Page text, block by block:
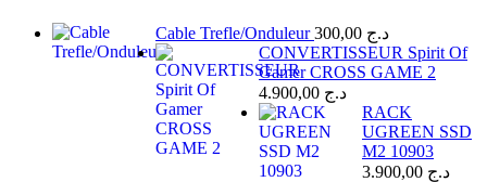
Cable Trefle/Onduleur د.ج
CONVERTISSEUR Spirit Of
Gamer CROSS GAME 2
د.ج
RACK
UGREEN SSD
M2 10903
د.ج